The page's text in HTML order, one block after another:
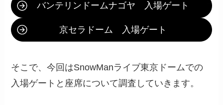
バンテリンドームナゴヤ 入場ゲート
京セラドーム 入場ゲート
そこで、今回はSnowManライブ東京ドームでの
入場ゲートと座席について調査していきます。